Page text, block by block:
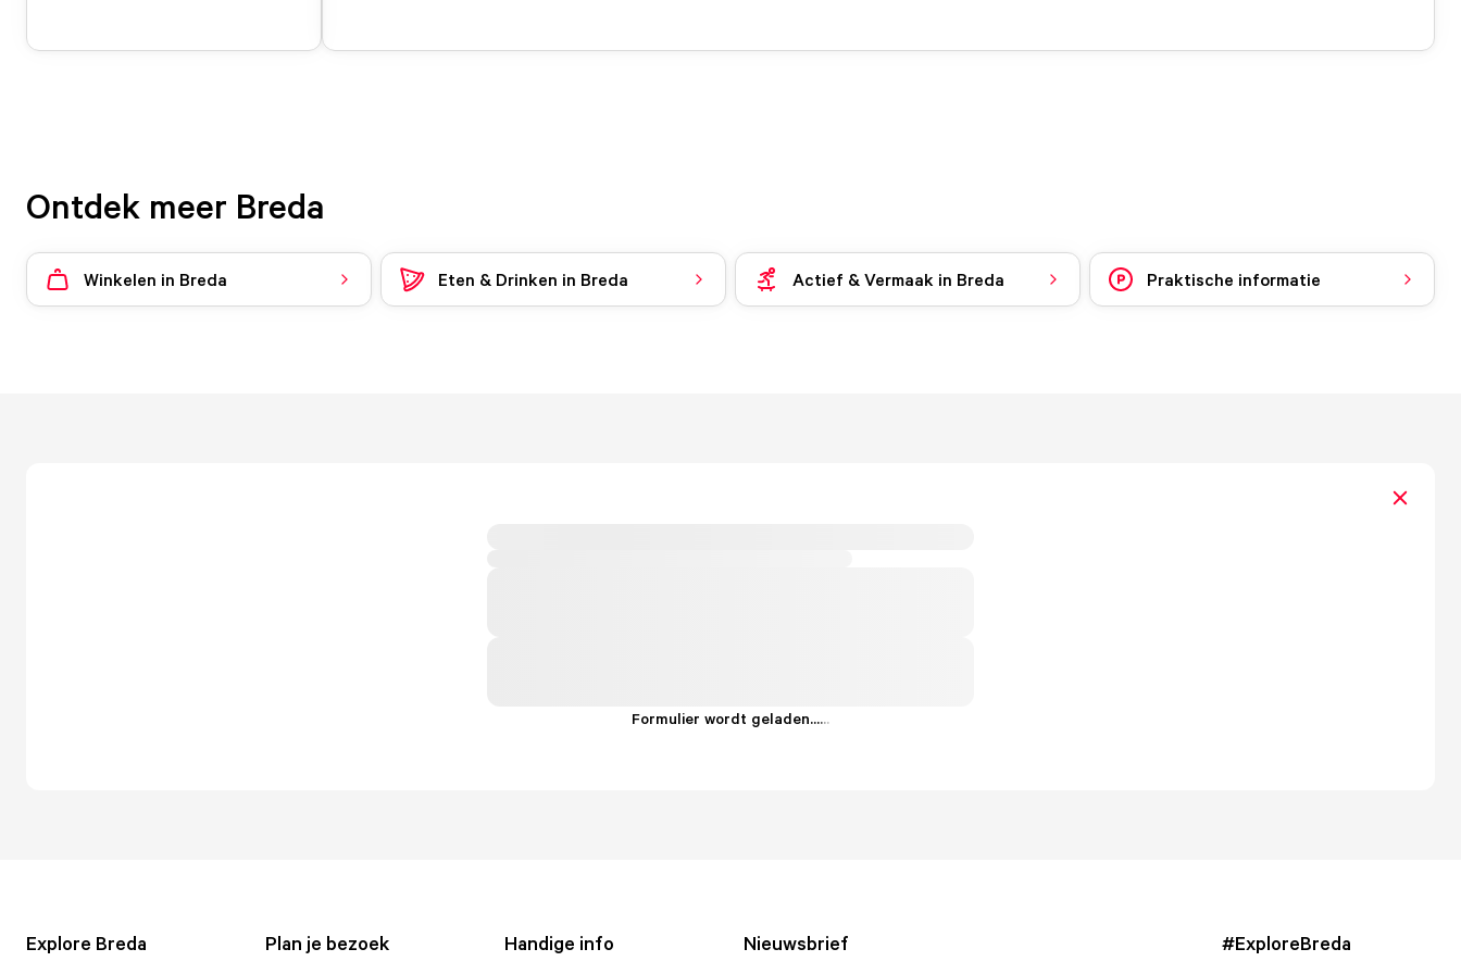
Ontdek meer Breda
Winkelen in Breda Eten & Drinken in Breda Actief & Vermaak in Breda Praktische informatie
Formulier wordt geladen......
Explore Breda Plan je bezoek Handige info Nieuwsbrief #ExploreBreda